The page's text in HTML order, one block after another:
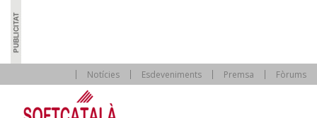
Notícies Esdeveniments Premsa Fòrums